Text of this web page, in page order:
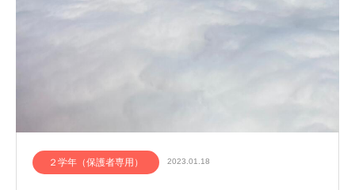
２学年（保護者専用） 2023.01.18